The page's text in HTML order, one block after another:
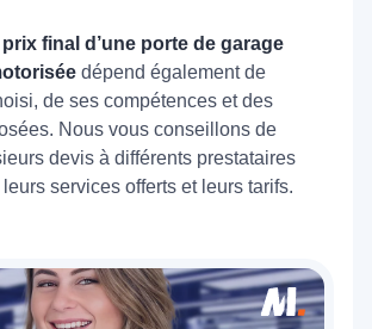
prix final d’une porte de garage
dépend également de
de ses compétences et des
Nous vous conseillons de
devis à différents prestataires
services offerts et leurs tarifs.